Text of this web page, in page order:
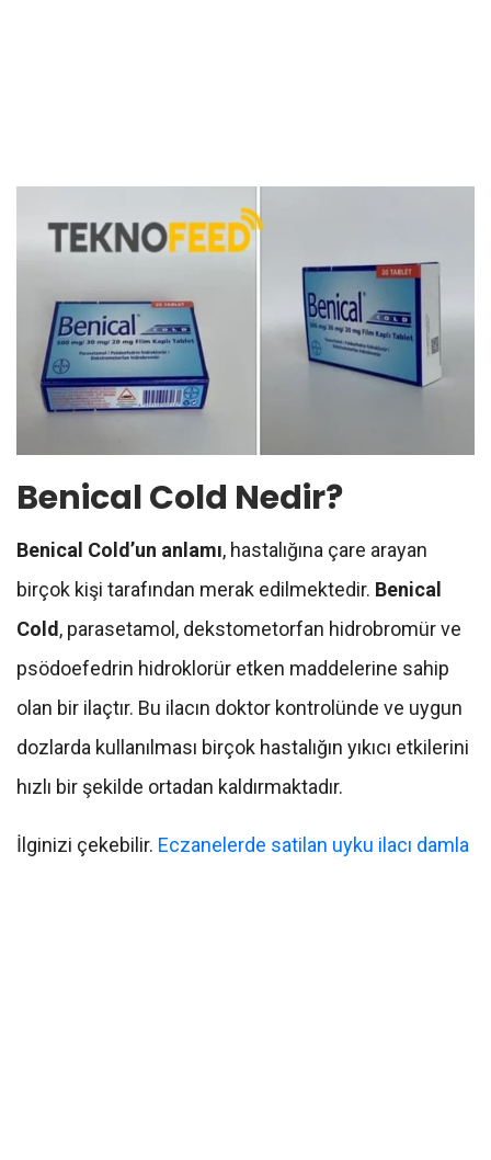
Benical Cold Nedir?
Benical Cold’un anlamı, hastalığına çare arayan
birçok kişi tarafından merak edilmektedir. Benical
Cold , parasetamol, dekstometorfan hidrobromür ve
psödoefedrin hidroklorür etken maddelerine sahip
olan bir ilaçtır. Bu ilacın doktor kontrolünde ve uygun
dozlarda kullanılması birçok hastalığın yıkıcı etkilerini
hızlı bir şekilde ortadan kaldırmaktadır.
İlginizi çekebilir. Eczanelerde satilan uyku ilacı damla